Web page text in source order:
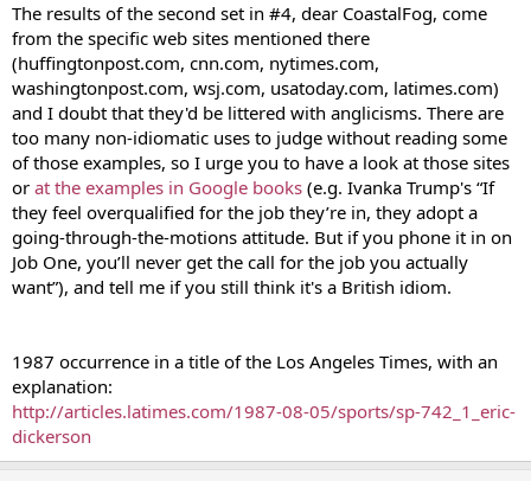
The results of the second set in #4, dear CoastalFog, come
from the specific web sites mentioned there
(huffingtonpost.com, cnn.com, nytimes.com,
washingtonpost.com, wsj.com, usatoday.com, latimes.com)
and I doubt that they'd be littered with anglicisms. There are
too many non-idiomatic uses to judge without reading some
of those examples, so I urge you to have a look at those sites
or at the examples in Google books (e.g. Ivanka Trump's “If
they feel overqualified for the job they’re in, they adopt a
going-through-the-motions attitude. But if you phone it in on
Job One, you’ll never get the call for the job you actually
want”), and tell me if you still think it's a British idiom.
1987 occurrence in a title of the Los Angeles Times, with an
explanation:
http://articles.latimes.com/1987-08-05/sports/sp-742_1_eric-
dickerson